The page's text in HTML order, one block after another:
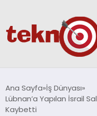
YAŞAM
Ana Sayfa İş Dünyası
Lübnan’a Yapılan İsrail
Kaybetti